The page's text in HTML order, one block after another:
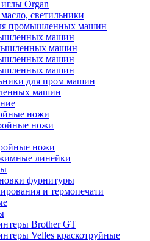
Organ
светильники
промышленных машин
машин
машин
машин
машин
для пром машин
машин
ножи
ножи
ножи
линейки
фурнитуры
и термопечати
Brother GT
Velles краскотруйные